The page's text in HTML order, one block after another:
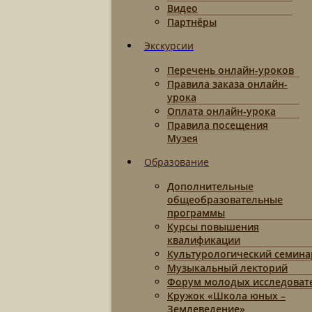
Видео
Партнёры
Экскурсии
Перечень онлайн-уроков
Правила заказа онлайн-
урока
Оплата онлайн-урока
Правила посещения
Музея
Образование
Дополнительные
общеобразовательные
программы
Курсы повышения
квалификации
Культурологический
Музыкальный лекторий
Форум молодых
Кружок «Школа юных –
Землеведение»